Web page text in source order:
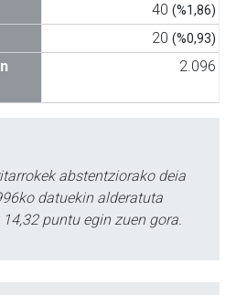
40 (%1,86)
20 (%0,93)
2.096
abstentziorako deia
datuekin alderatuta
puntu egin zuen gora.